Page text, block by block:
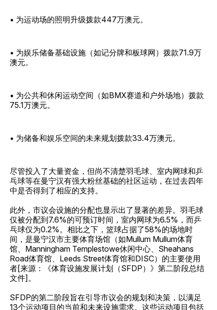
• 为运动场的照明升级拨款447万澳元。
• 为娱乐储备基础设施（如记分牌和板球网）拨款71.9万
澳元。
• 为公共和休闲运动空间（如BMX赛道和户外场地）拨款
75.1万澳元。
• 为储备和娱乐空间的未来规划拨款33.4万澳元。
尽管投入了大量资金，但尚不清楚羽毛球、室内网球和乒
乓球等在曼宁汉有强大粉丝基础的社区运动，在过去四年
中是否得到了相应的支持。
此外，市议会设施的分配也显示出了显著的差异。羽毛球
仅被分配到7.6%的可预订时间，室内网球为6.5%，而乒
乓球仅为0.2%。相比之下，篮球占据了58%的场地时
间，是曼宁汉市主要体育场馆（如Mullum Mullum体育
馆、Manningham Templestowe休闲中心、Sheahans
Road体育馆、Leeds Street体育馆和DISC）的主要使用
者[来源：《体育设施发展计划（SFDP）》第二阶段总结
文件]。
SFDP的第二阶段旨在引导市议会的规划和决策，以满足
13个运动项目的当前和未来设施需求。这些运动项目包括